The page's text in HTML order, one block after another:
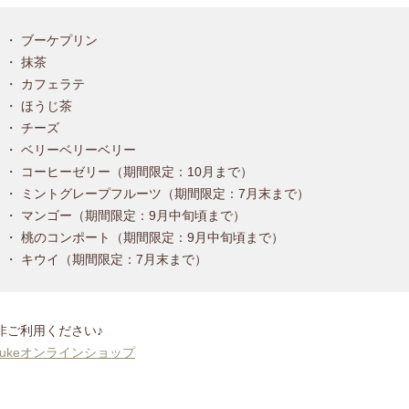
・ ブーケプリン
・ 抹茶
・ カフェラテ
・ ほうじ茶
・ チーズ
・ ベリーベリーベリー
・ コーヒーゼリー（期間限定：10月まで）
・ ミントグレープフルーツ（期間限定：7月末まで）
・ マンゴー（期間限定：9月中旬頃まで）
・ 桃のコンポート（期間限定：9月中旬頃まで）
・ キウイ（期間限定：7月末まで）
ご利用ください♪
オンラインショップ